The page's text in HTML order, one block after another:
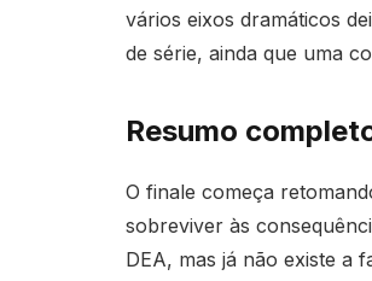
vários eixos dramáticos
de série, ainda que uma
Resumo
O finale começa
sobreviver às
DEA, mas já não existe a